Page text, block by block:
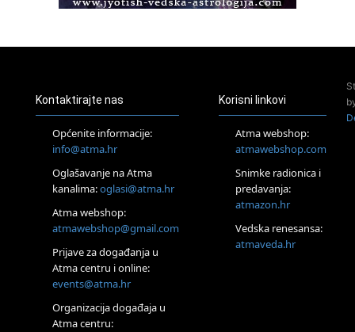
Access Energetski Facelift®
Tečaj Višeg Vodstva, razvijanja intuicije i Akaša zapisa
25.08.
Upisi u program Profesionalni hipnoterapeut — nova
generacija kreće 25.08. 2026.
Online
Visoko
Alemka Dauskardt – Jednodnevna radionica sistemskih
konstelacija
HOD PO ŽERAVICI – Seminar koji mijenja tijelo, duh i um
SoulFest – Festival glazbe, mudrosti i zajedništva
Kontaktirajte nas
Općenite informacije:
info@atma.hr
Oglašavanje na Atma
kanalima:oglasi@atma.hr
Atma webshop:
atmawebshop@gmail.com
Prijave za događanja u
Atma centru i online:
events@atma.hr
Organizacija događaja u
Atma centru:
Korisni linkovi
Atma webshop:
atmawebshop.com
Snimke radionica i
predavanja:
atmazon.hr
Vedska renesansa:
atmaveda.hr